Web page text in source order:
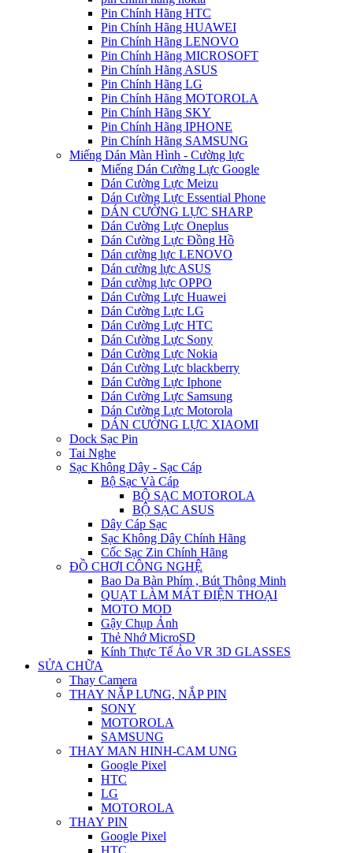
Pin Chính Hãng HTC
Pin Chính Hãng HUAWEI
Pin Chính Hãng LENOVO
Pin Chính Hãng MICROSOFT
Pin Chính Hãng ASUS
Pin Chính Hãng LG
Pin Chính Hãng MOTOROLA
Pin Chính Hãng SKY
Pin Chính Hãng IPHONE
Pin Chính Hãng SAMSUNG
Miếng Dán Màn Hình - Cường lực
Miếng Dán Cường Lực Google
Dán Cường Lực Meizu
Dán Cường Lực Essential Phone
DÁN CƯỜNG LỰC SHARP
Dán Cường Lực Oneplus
Dán Cường Lực Đồng Hồ
Dán cường lực LENOVO
Dán cường lực ASUS
Dán cường lực OPPO
Dán Cường Lực Huawei
Dán Cường Lực LG
Dán Cường Lực HTC
Dán Cường Lực Sony
Dán Cường Lực Nokia
Dán Cường Lực blackberry
Dán Cường Lực Iphone
Dán Cường Lực Samsung
Dán Cường Lực Motorola
DÁN CƯỜNG LỰC XIAOMI
Dock Sạc Pin
Tai Nghe
Sạc Không Dây - Sạc Cáp
Bộ Sạc Và Cáp
BỘ SẠC MOTOROLA
BỘ SẠC ASUS
Dây Cáp Sạc
Sạc Không Dây Chính Hãng
Cốc Sạc Zin Chính Hãng
ĐỒ CHƠI CÔNG NGHỆ
Bao Da Bàn Phím , Bút Thông Minh
QUẠT LÀM MÁT ĐIỆN THOẠI
MOTO MOD
Gậy Chụp Ảnh
Thẻ Nhớ MicroSD
Kính Thực Tế Ảo VR 3D GLASSES
SỬA CHỮA
Thay Camera
THAY NẮP LƯNG, NẮP PIN
SONY
MOTOROLA
SAMSUNG
THAY MAN HINH-CAM UNG
Google Pixel
HTC
LG
MOTOROLA
THAY PIN
Google Pixel
HTC